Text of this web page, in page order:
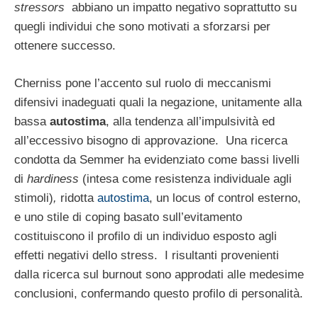
stressors abbiano un impatto negativo soprattutto su
quegli individui che sono motivati a sforzarsi per
ottenere successo.
Cherniss pone l’accento sul ruolo di meccanismi
difensivi inadeguati quali la negazione, unitamente alla
bassa autostima, alla tendenza all’impulsività ed
all’eccessivo bisogno di approvazione. Una ricerca
condotta da Semmer ha evidenziato come bassi livelli
di hardiness (intesa come resistenza individuale agli
stimoli), ridotta autostima, un locus of control esterno,
e uno stile di coping basato sull’evitamento
costituiscono il profilo di un individuo esposto agli
effetti negativi dello stress. I risultanti provenienti
dalla ricerca sul burnout sono approdati alle medesime
conclusioni, confermando questo profilo di personalità.